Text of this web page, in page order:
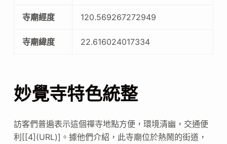
寺廟經度 120.569267272949
寺廟緯度 22.616024017334
妙覺寺特色統整
訪客們普遍表示這個禪寺地點方便，環境清幽，交通便
利[[4](URL)]。據他們介紹，此寺廟位於熱鬧的街道，